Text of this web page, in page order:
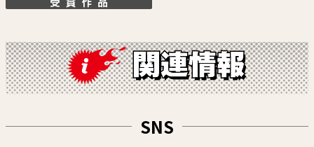
ヤマノエイ
SNS